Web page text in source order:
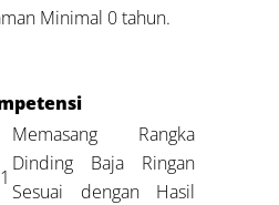
Minimal 0 tahun.
Memasang Rangka
Dinding Baja Ringan
Sesuai dengan Hasil